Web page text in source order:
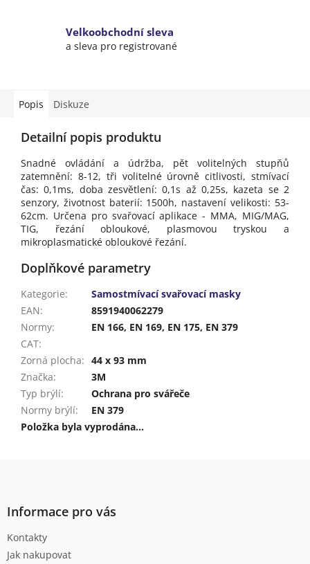
Velkoobchodní sleva
a sleva pro registrované
Popis Diskuze
Detailní popis produktu
Snadné ovládání a údržba, pět volitelných stupňů
zatemnění: 8-12, tři volitelné úrovně citlivosti, stmívací
čas: 0,1ms, doba zesvětlení: 0,1s až 0,25s, kazeta se 2
senzory, životnost baterií: 1500h, nastavení velikosti: 53-
62cm. Určena pro svařovací aplikace - MMA, MIG/MAG,
TIG, řezání obloukové, plasmovou tryskou a
mikroplasmatické obloukové řezání.
Doplňkové parametry
Kategorie:
Samostmívací svařovací masky
EAN:
8591940062279
Normy:
EN 166, EN 169, EN 175, EN 379
CAT:
Zorná plocha: 44 x 93 mm
Značka:
3M
Typ brýlí:
Ochrana pro svářeče
Normy brýlí:
EN 379
Položka byla vyprodána…
Informace pro vás
Kontakty
Jak nakupovat